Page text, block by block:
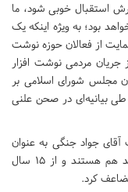
استقبال خوبی شود، ما
بود؛ به ویژه اینکه یک
از فعالان حوزه نوشت
جریان مردمی نوشت افزار
۲۰۰ نفر از نمایندگان مجلس شورای اسلامی بر
طی بیانیه‌ای در صحن علنی
جواد جنگی به عنوان
مدیرکل آموزش و پرورش که خودشان فرزند شهید هم هستند و از ۱۵ سال
کرد.